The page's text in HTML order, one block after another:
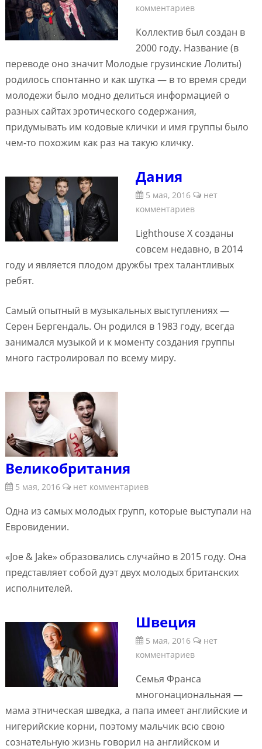
комментариев
Коллектив был создан в
2000 году. Название (в
переводе оно значит Молодые грузинские Лолиты)
родилось спонтанно и как шутка — в то время среди
молодежи было модно делиться информацией о
разных сайтах эротического содержания,
придумывать им кодовые клички и имя группы было
чем-то похожим как раз на такую кличку.
Дания
5 мая, 2016
нет
комментариев
Lighthouse X созданы
совсем недавно, в 2014
году и является плодом дружбы трех талантливых
ребят.
Самый опытный в музыкальных выступлениях —
Серен Бергендаль. Он родился в 1983 году, всегда
занимался музыкой и к моменту создания группы
много гастролировал по всему миру.
Великобритания
5 мая, 2016 нет комментариев
Одна из самых молодых групп, которые выступали на
Евровидении.
«Joe & Jake» образовались случайно в 2015 году. Она
представляет собой дуэт двух молодых британских
исполнителей.
Швеция
5 мая, 2016
нет
комментариев
Семья Франса
многонациональная —
мама этническая шведка, а папа имеет английские и
нигерийские корни, поэтому мальчик всю свою
сознательную жизнь говорил на английском и